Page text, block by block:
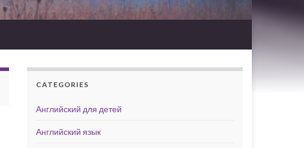
CATEGORIES
Английский для детей
Английский язык